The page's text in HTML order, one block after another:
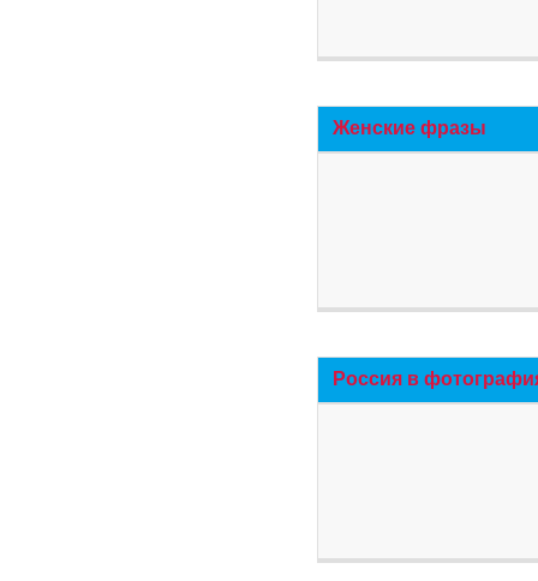
Женские фразы
Россия в